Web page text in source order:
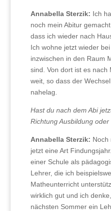
Annabella Sterzik: Ich
noch mein Abitur
dass ich wieder nach
Ich wohne jetzt wieder
inzwischen in den Raum
sind. Von dort ist es nach
weit, so dass der
nahelag.
Hast du nach dem Abi
Richtung Ausbildung
Annabella Sterzik: Noch
jetzt eine Art
einer Schule als
Lehrer, die ich
Matheunterricht
wirklich gut und ich
nächsten Sommer ein